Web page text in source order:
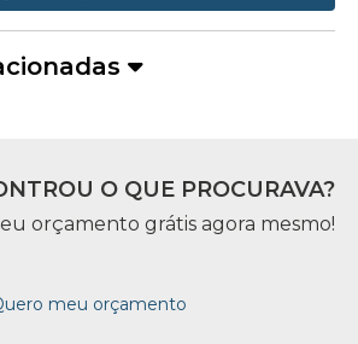
O QUE PROCURAVA?
orçamento grátis agora mesmo!
meu orçamento